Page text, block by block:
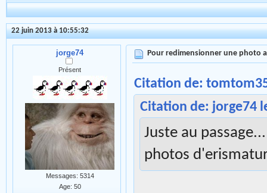
22 juin 2013 à 10:55:32
jorge74
Présent
Messages: 5314
Age: 50
Pour redimensionner une photo
Citation de:
Citation de: jorge74
Juste au
photos